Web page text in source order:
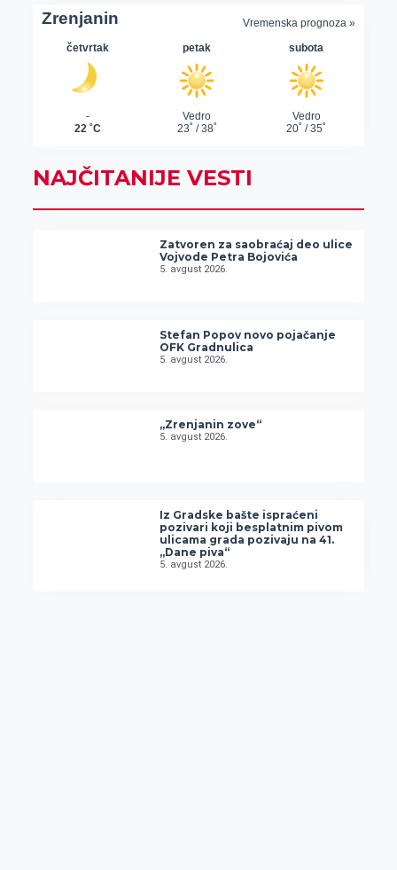
NAJČITANIJE VESTI
Zatvoren za saobraćaj deo ulice
Vojvode Petra Bojovića
5. avgust 2026.
Stefan Popov novo pojačanje
OFK Gradnulica
5. avgust 2026.
„Zrenjanin zove“
5. avgust 2026.
Iz Gradske bašte ispraćeni
pozivari koji besplatnim pivom
ulicama grada pozivaju na 41.
„Dane piva“
5. avgust 2026.